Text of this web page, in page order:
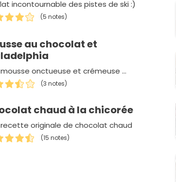
incontournable des pistes de ski :)
(5 notes)
au chocolat et
onctueuse et crémeuse ...
(3 notes)
chaud à la chicorée
recette originale de chocolat chaud
(15 notes)